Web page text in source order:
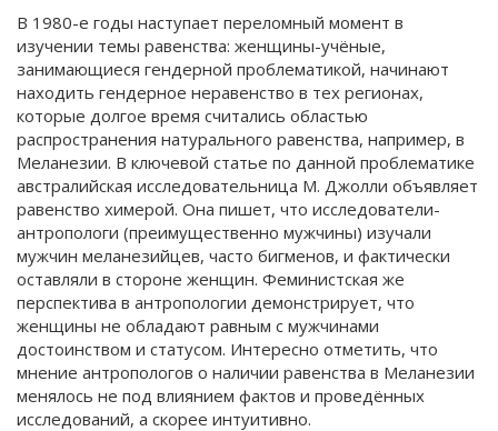
В 1980-е годы наступает переломный момент в
изучении темы равенства: женщины-учёные,
занимающиеся гендерной проблематикой, начинают
находить гендерное неравенство в тех регионах,
которые долгое время считались областью
распространения натурального равенства, например, в
Меланезии. В ключевой статье по данной проблематике
австралийская исследовательница М. Джолли объявляет
равенство химерой. Она пишет, что исследователи-
антропологи (преимущественно мужчины) изучали
мужчин меланезийцев, часто бигменов, и фактически
оставляли в стороне женщин. Феминистская же
перспектива в антропологии демонстрирует, что
женщины не обладают равным с мужчинами
достоинством и статусом. Интересно отметить, что
мнение антропологов о наличии равенства в Меланезии
менялось не под влиянием фактов и проведённых
исследований, а скорее интуитивно.